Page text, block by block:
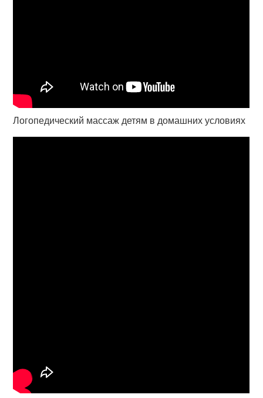
Логопедический массаж детям в домашних условиях